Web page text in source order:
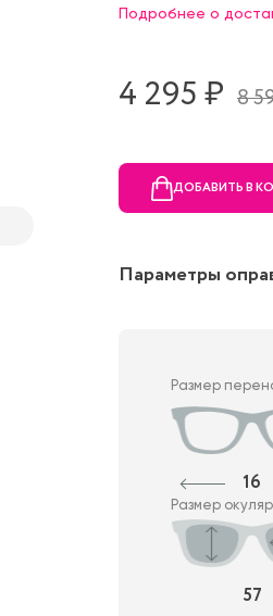
Подробнее о
4 295 ₷ 8
ДОБАВИТЬ В
Параметры
Размер
16
Размер
57